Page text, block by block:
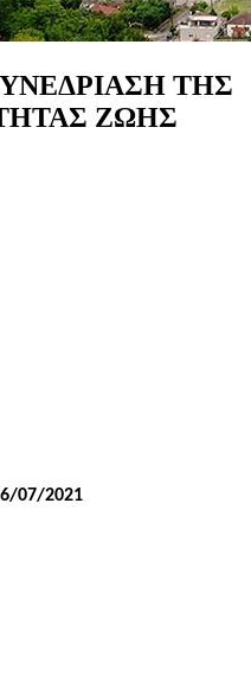
ΤΗΣ
ΖΩΗΣ
07/2021